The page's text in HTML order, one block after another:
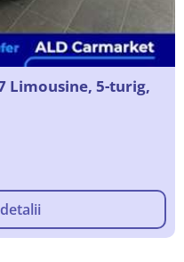
Limousine, 5-turig,